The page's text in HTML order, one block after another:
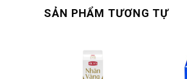
SẢN PHẨM TƯƠNG TỰ